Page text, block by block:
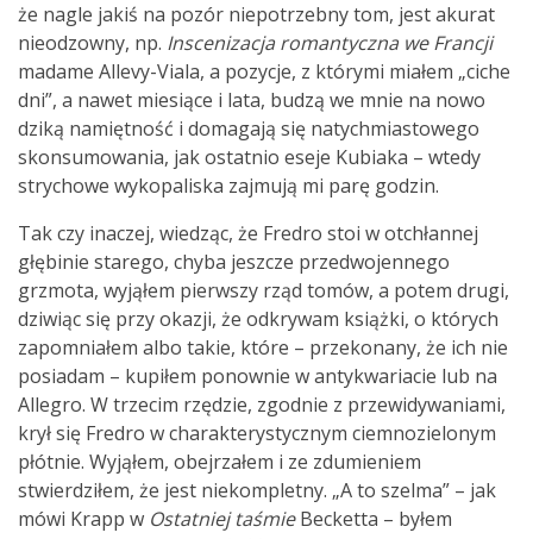
że nagle jakiś na pozór niepotrzebny tom, jest akurat
nieodzowny, np. Inscenizacja romantyczna we Francji
madame Allevy-Viala, a pozycje, z którymi miałem „ciche
dni”, a nawet miesiące i lata, budzą we mnie na nowo
dziką namiętność i domagają się natychmiastowego
skonsumowania, jak ostatnio eseje Kubiaka – wtedy
strychowe wykopaliska zajmują mi parę godzin.
Tak czy inaczej, wiedząc, że Fredro stoi w otchłannej
głębinie starego, chyba jeszcze przedwojennego
grzmota, wyjąłem pierwszy rząd tomów, a potem drugi,
dziwiąc się przy okazji, że odkrywam książki, o których
zapomniałem albo takie, które – przekonany, że ich nie
posiadam – kupiłem ponownie w antykwariacie lub na
Allegro. W trzecim rzędzie, zgodnie z przewidywaniami,
krył się Fredro w charakterystycznym ciemnozielonym
płótnie. Wyjąłem, obejrzałem i ze zdumieniem
stwierdziłem, że jest niekompletny. „A to szelma” – jak
mówi Krapp w Ostatniej taśmieBecketta – byłem